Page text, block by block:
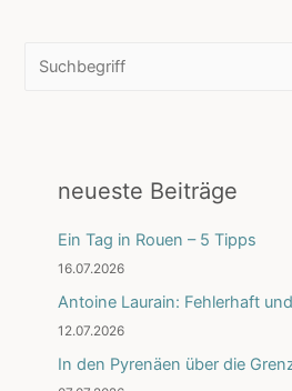
Suchen
neueste Beiträge
Ein Tag in Rouen – 5 Tipps
16.07.2026
Antoine Laurain: Fehlerhaft
12.07.2026
In den Pyrenäen über die